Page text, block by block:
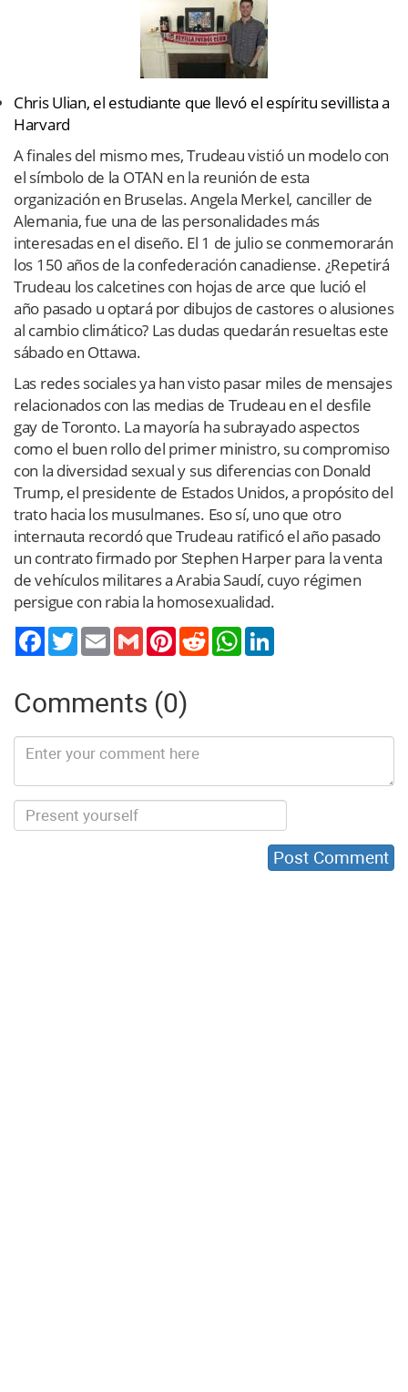
Chris Ulian, el estudiante que llevó el espíritu sevillista a
Harvard
A finales del mismo mes, Trudeau vistió un modelo con
el símbolo de la OTAN en la reunión de esta
organización en Bruselas. Angela Merkel, canciller de
Alemania, fue una de las personalidades más
interesadas en el diseño. El 1 de julio se conmemorarán
los 150 años de la confederación canadiense. ¿Repetirá
Trudeau los calcetines con hojas de arce que lució el
año pasado u optará por dibujos de castores o alusiones
al cambio climático? Las dudas quedarán resueltas este
sábado en Ottawa.
Las redes sociales ya han visto pasar miles de mensajes
relacionados con las medias de Trudeau en el desfile
gay de Toronto. La mayoría ha subrayado aspectos
como el buen rollo del primer ministro, su compromiso
con la diversidad sexual y sus diferencias con Donald
Trump, el presidente de Estados Unidos, a propósito del
trato hacia los musulmanes. Eso sí, uno que otro
internauta recordó que Trudeau ratificó el año pasado
un contrato firmado por Stephen Harper para la venta
de vehículos militares a Arabia Saudí, cuyo régimen
persigue con rabia la homosexualidad.
TwitterEmail Gmail PinterestReddit WhatsApp
Comments (0)